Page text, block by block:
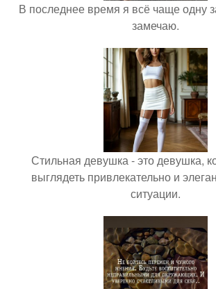
В последнее время я всё чаще одну
замечаю.
Стильная девушка - это девушка,
выглядеть привлекательно и
ситуации.